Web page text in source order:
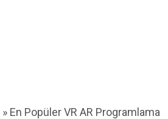
» En Popüler VR AR Programlama